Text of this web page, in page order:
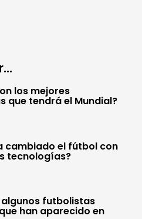
los mejores
que tendrá el Mundial?
cambiado el fútbol con
tecnologías?
algunos futbolistas
han aparecido en